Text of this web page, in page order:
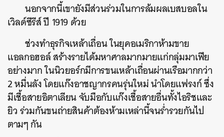
นอกจากนี้เขายังมีส่วนร่วมในการล้มผลเบสบอลใน
เวิลด์ซีรีส์ ปี 1919 ด้วย
ช่วงทำธุรกิจเหล้าเถื่อน ในยุคอเมริกาห้ามขาย
แอลกอฮอล์ สร้างรายได้มหาศาลมากมายแก่กลุ่มมาเฟีย
อย่างมาก ในนิวยอร์กมีการขนเหล้าเถื่อนผ่านเรือมากกว่า
2 หมื่นลัง โดยแก๊งอาชญากรคนรุ่นใหม่ นำโดยแฟรงก์ ซึ่ง
มีเชื้อสายอิตาเลียน จับมือกับแก๊งเชื้อสายอื่นทั้งไอริชและ
ยิว ร่วมกันขนถ่ายสินค้าต้องห้ามเหล่านี้จนร่ำรวยกันไป
ตามๆ กัน